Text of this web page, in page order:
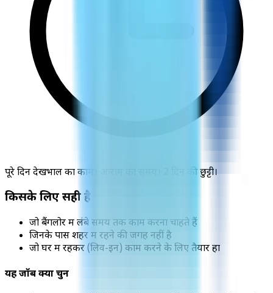
पूरे दिन देखभाल का काम। आराम का समय। 2 दिन की छुट्टी।
किसके लिए सही है
जो बैंगलोर में लंबे समय तक काम करना चाहते हैं
जिनके पास शहर में रहने की जगह नहीं है
जो घर में रहकर (लिव-इन) काम करने के लिए तैयार हों
यह जॉब क्यों चुनें